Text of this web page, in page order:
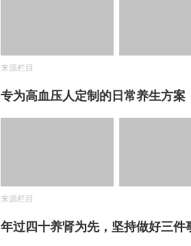
来源栏目
专为高血压人定制的日常养生方案
来源栏目
年过四十养肾为先，坚持做好三件